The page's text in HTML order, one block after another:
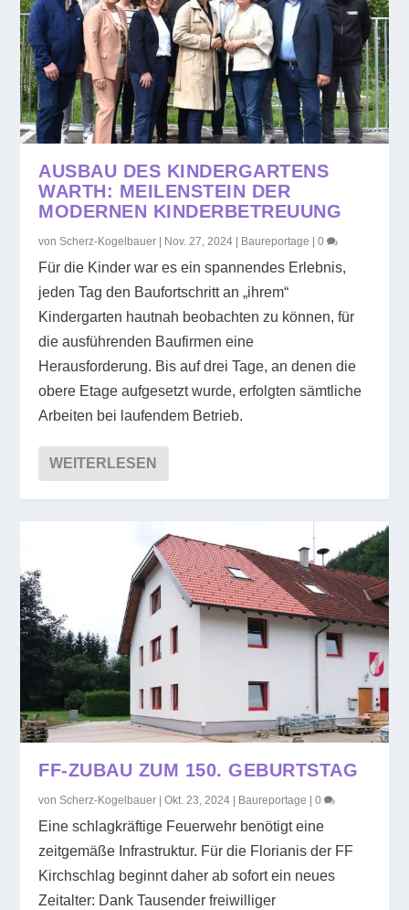
AUSBAU DES KINDERGARTENS
WARTH: MEILENSTEIN DER
MODERNEN KINDERBETREUUNG
vonScherz-Kogelbauer Nov. 27, 2024 Baureportage |0
Für die Kinder war es ein spannendes Erlebnis,
jeden Tag den Baufortschritt an „ihrem“
Kindergarten hautnah beobachten zu können, für
die ausführenden Baufirmen eine
Herausforderung. Bis auf drei Tage, an denen die
obere Etage aufgesetzt wurde, erfolgten sämtliche
Arbeiten bei laufendem Betrieb.
WEITERLESEN
FF-ZUBAU ZUM 150. GEBURTSTAG
vonScherz-Kogelbauer |Okt. 23, 2024 Baureportage |0
Eine schlagkräftige Feuerwehr benötigt eine
zeitgemäße Infrastruktur. Für die Florianis der FF
Kirchschlag beginnt daher ab sofort ein neues
Zeitalter: Dank Tausender freiwilliger